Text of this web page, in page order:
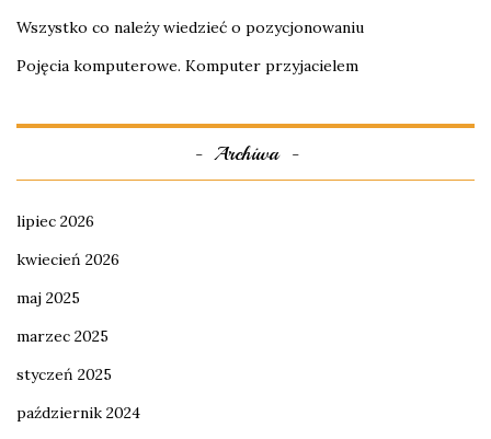
Wszystko co należy wiedzieć o pozycjonowaniu
Pojęcia komputerowe. Komputer przyjacielem
Archiwa
lipiec 2026
kwiecień 2026
maj 2025
marzec 2025
styczeń 2025
październik 2024